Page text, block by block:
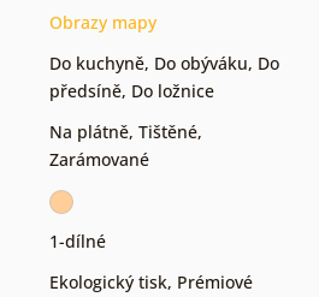
Obrazy mapy
Do kuchyně, Do obýváku, Do
předsíně, Do ložnice
Na plátně, Tištěné,
Zarámované
1-dílné
Ekologický tisk, Prémiové